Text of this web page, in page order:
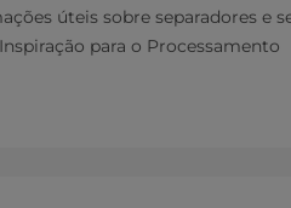
úteis sobre separadores e
para o Processamento